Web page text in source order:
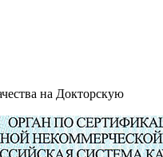
на Докторскую